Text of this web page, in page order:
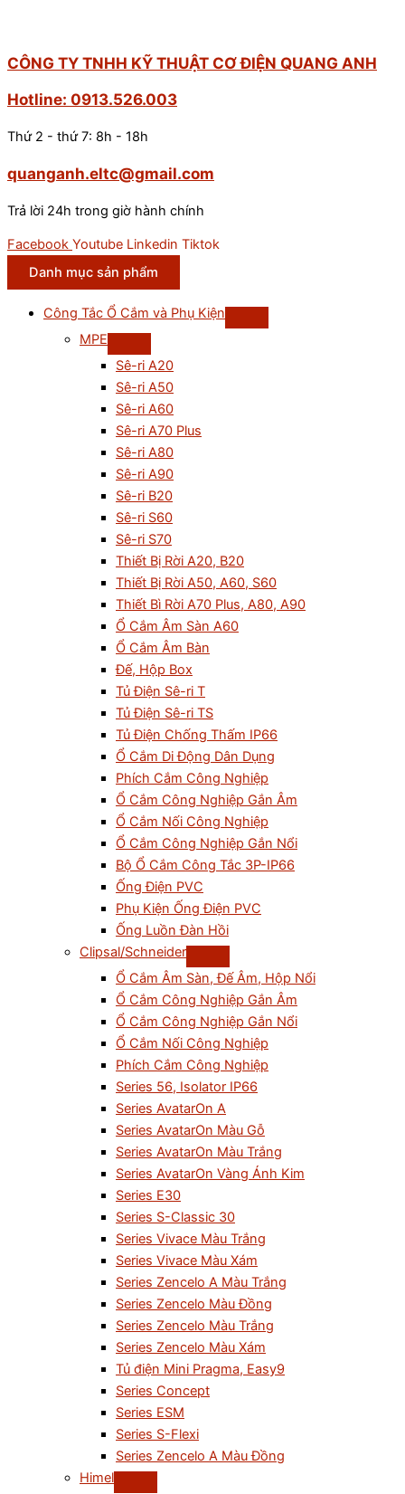
CÔNG TY TNHH KỸ THUẬT CƠ ĐIỆN QUANG ANH
Hotline: 0913.526.003
Thứ 2 - thứ 7: 8h - 18h
quanganh.eltc@gmail.com
Trả lời 24h trong giờ hành chính
Facebook Youtube Linkedin Tiktok
Danh mục sản phẩm
Công Tắc Ổ Cắm và Phụ Kiện
MPE
Sê-ri A20
Sê-ri A50
Sê-ri A60
Sê-ri A70 Plus
Sê-ri A80
Sê-ri A90
Sê-ri B20
Sê-ri S60
Sê-ri S70
Thiết Bị Rời A20, B20
Thiết Bị Rời A50, A60, S60
Thiết Bì Rời A70 Plus, A80, A90
Ổ Cắm Âm Sàn A60
Ổ Cắm Âm Bàn
Đế, Hộp Box
Tủ Điện Sê-ri T
Tủ Điện Sê-ri TS
Tủ Điện Chống Thấm IP66
Ổ Cắm Di Động Dân Dụng
Phích Cắm Công Nghiệp
Ổ Cắm Công Nghiệp Gắn Âm
Ổ Cắm Nối Công Nghiệp
Ổ Cắm Công Nghiệp Gắn Nổi
Bộ Ổ Cắm Công Tắc 3P-IP66
Ống Điện PVC
Phụ Kiện Ống Điện PVC
Ống Luồn Đàn Hồi
Clipsal/Schneider
Ổ Cắm Âm Sàn, Đế Âm, Hộp Nổi
Ổ Cắm Công Nghiệp Gắn Âm
Ổ Cắm Công Nghiệp Gắn Nổi
Ổ Cắm Nối Công Nghiệp
Phích Cắm Công Nghiệp
Series 56, Isolator IP66
Series AvatarOn A
Series AvatarOn Màu Gỗ
Series AvatarOn Màu Trắng
Series AvatarOn Vàng Ánh Kim
Series E30
Series S-Classic 30
Series Vivace Màu Trắng
Series Vivace Màu Xám
Series Zencelo A Màu Trắng
Series Zencelo Màu Đồng
Series Zencelo Màu Trắng
Series Zencelo Màu Xám
Tủ điện Mini Pragma, Easy9
Series Concept
Series ESM
Series S-Flexi
Series Zencelo A Màu Đồng
Himel
NC,chống
thể
độ
ON
lượng